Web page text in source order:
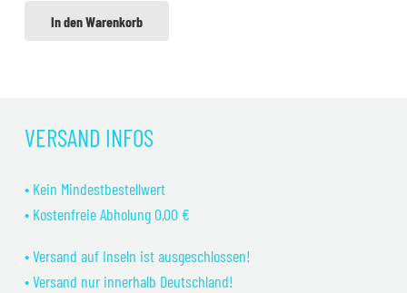
In den Warenkorb
VERSAND INFOS
• Kein Mindestbestellwert
• Kostenfreie Abholung 0,00 €
• Versand auf Inseln ist ausgeschlossen!
• Versand nur innerhalb Deutschland!